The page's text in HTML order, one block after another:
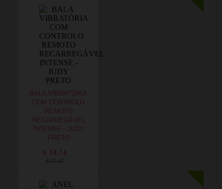
BALA VIBRATÓRIA
COM CONTROLO
REMOTO
RECARREGÁVEL
INTENSE - JUDY
PRETO
€ 14,74
€ 17,47